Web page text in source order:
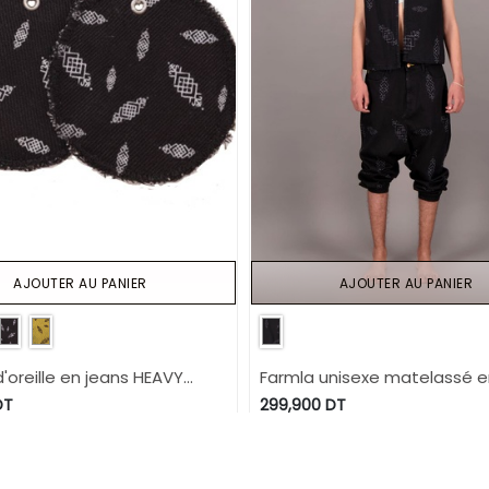
en jeans HEAVY
- TUNIS FASHION WEEK
AJOUTER AU PANIER
Farmla unisexe matelassé
IMPRIME BERBERE HEAVY PRINT
299,900DT
AJOUTER AU PANIER